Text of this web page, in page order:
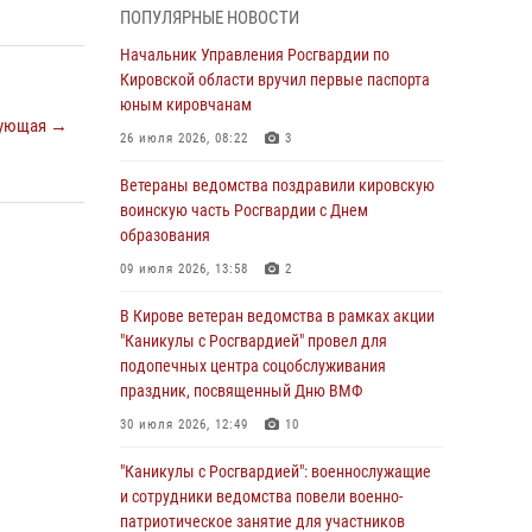
→
1 августа – День дежурной службы войск
национальной гвардии Российской
Федерации
В Росгвардии вспоминают российских
воинов, погибших в Первой мировой войне
1914-1918 годов
В Кирове офицер Росгвардии стал
победителем открытого шахматного турнира
01 августа 2026, 07:08 1
армии Виктор Золотов поздравил
специалистов подразделений тыла с
профессиональным праздником
ПОПУЛЯРНЫЕ НОВОСТИ
Начальник Управления Росгвардии по
Кировской области вручил первые паспорта
юным кировчанам
26 июля 2026, 08:22 3
Ветераны ведомства поздравили кировскую
воинскую часть Росгвардии с Днем
образования
09 июля 2026, 13:58 2
В Кирове ветеран ведомства в рамках акции
"Каникулы с Росгвардией" провел для
подопечных центра соцобслуживания
праздник, посвященный Дню ВМФ
30 июля 2026, 12:49 10
"Каникулы с Росгвардией": военнослужащие
и сотрудники ведомства повели военно-
патриотическое занятие для участников